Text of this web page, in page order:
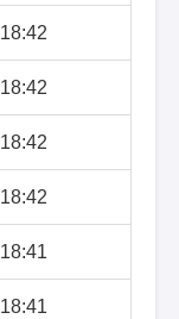
18:42
18:42
18:42
18:42
18:41
18:41